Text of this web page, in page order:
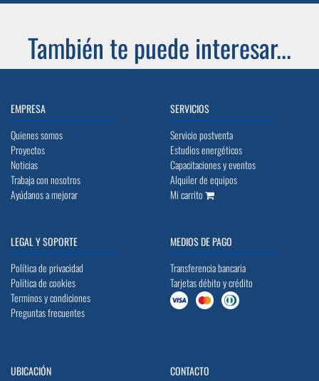
También te puede interesar...
EMPRESA
Quienes somos
Proyectos
Noticias
Trabaja con nosotros
Ayúdanos a mejorar
SERVICIOS
Servicio postventa
Estudios energéticos
Capacitaciones y eventos
Alquiler de equipos
Mi carrito
LEGAL Y SOPORTE
Política de privacidad
Política de cookies
Terminos y condiciones
Preguntas frecuentes
MEDIOS DE PAGO
Transferencia bancaria
Tarjetas débito y crédito
UBICACIÓN
CONTACTO